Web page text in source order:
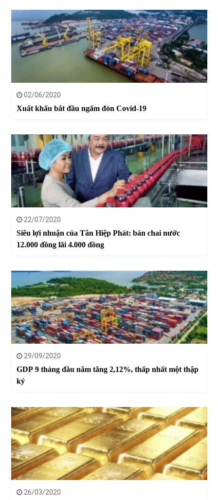
02/06/2020
Xuất khẩu bắt đầu ngấm đòn Covid-19
22/07/2020
Siêu lợi nhuận của Tân Hiệp Phát: bán chai nước
12.000 đồng lãi 4.000 đồng
29/09/2020
GDP 9 tháng đầu năm tăng 2,12%, thấp nhất một thập
kỷ
26/03/2020